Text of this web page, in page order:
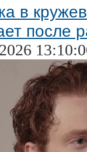
в
после